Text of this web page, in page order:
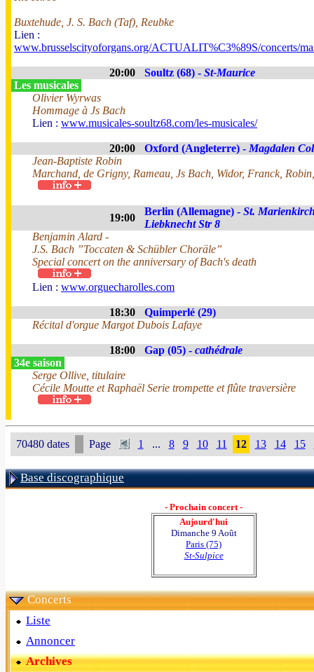
Buxtehude, J. S. Bach (Taf), Reubke
Lien :
www.brusselscityoforgans.org/ACTUALIT%C3%89S/concerts/
20:00 Soultz (68) - St-Maurice
Les musicales
Olivier Wyrwas
Hommage à Js Bach
Lien : www.musicales-soultz68.com/les-musicales/
20:00 Oxford (Angleterre) - Magdalen
Jean-Baptiste Robin
Marchand, de Grigny, Rameau, Js Bach, Widor, Franck,
19:00
Berlin (Allemagne) - St.
Liebknecht Str 8
Benjamin Alard -
J.S. Bach ”Toccaten & Schübler Choräle”
Special concert on the anniversary of Bach's death
Lien : www.orguecharolles.com
18:30
Quimperlé (29)
Récital d'orgue Margot Dubois Lafaye
18:00 Gap (05) - cathédrale
34e saison
Serge Ollive, titulaire
Cécile Moutte et Raphaël Serie trompette et flûte traversière
70480 dates Page 1 ... 8 9 10 11 12 13 14 15
Base discographique
- Prochain concert -
Aujourd'hui
Dimanche 9 Août
Paris (75)
St-Sulpice
Concerts
Liste
Annoncer
Archives